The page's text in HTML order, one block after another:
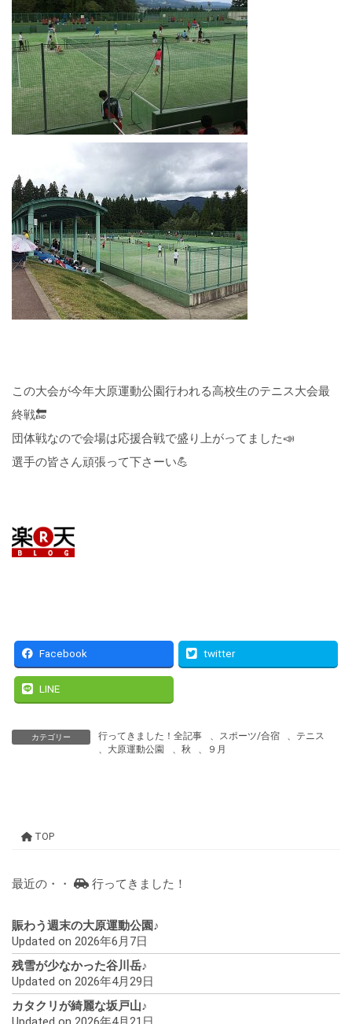
この大会が今年大原運動公園行われる高校生のテニス大会最
終戦🔚
団体戦なので会場は応援合戦で盛り上がってました📣
選手の皆さん頑張って下さーい💪
Facebook twitter
LINE
カテゴリー 行ってきました！全記事 、 スポーツ/合宿 、 テニス
、 大原運動公園 、 秋 、 ９月
TOP
最近の・・ 行ってきました！
賑わう週末の大原運動公園♪
Updated on 2026年6月7日
残雪が少なかった谷川岳♪
Updated on 2026年4月29日
カタクリが綺麗な坂戸山♪